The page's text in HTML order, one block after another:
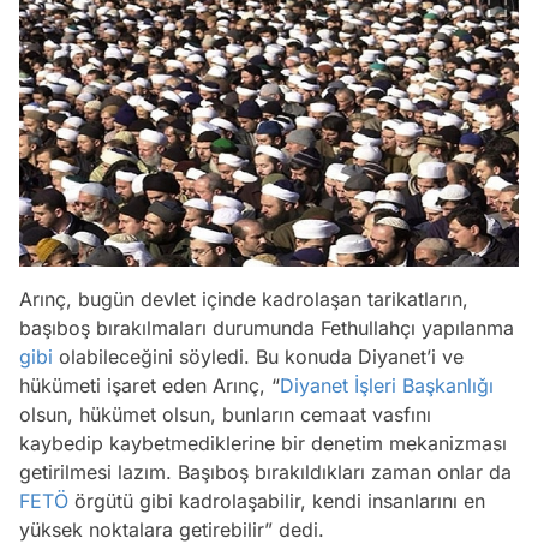
Arınç, bugün devlet içinde kadrolaşan tarikatların,
başıboş bırakılmaları durumunda Fethullahçı yapılanma
gibi olabileceğini söyledi. Bu konuda Diyanet’i ve
hükümeti işaret eden Arınç, “Diyanet İşleri Başkanlığı
olsun, hükümet olsun, bunların cemaat vasfını
kaybedip kaybetmediklerine bir denetim mekanizması
getirilmesi lazım. Başıboş bırakıldıkları zaman onlar da
FETÖ örgütü gibi kadrolaşabilir, kendi insanlarını en
yüksek noktalara getirebilir” dedi.